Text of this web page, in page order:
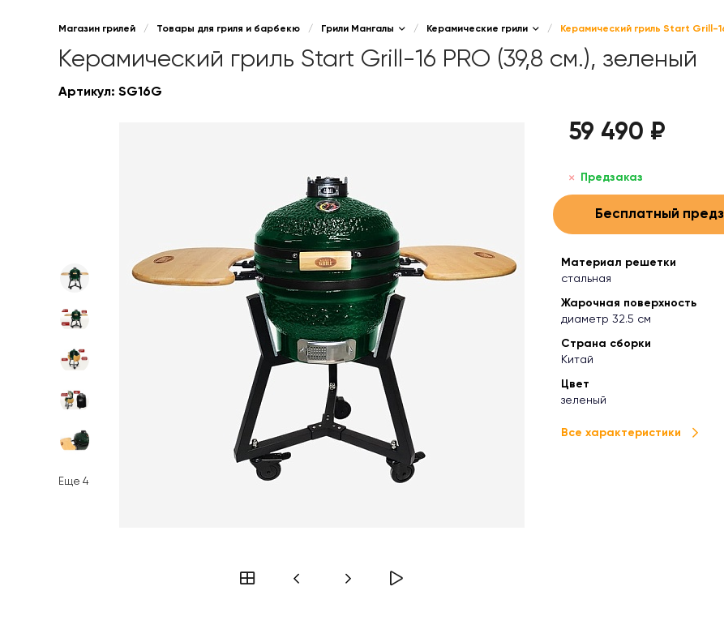
Магазин грилей / Товары для гриля и барбекю / Грили Мангалы / Керамические грили / Керамический гриль Start Grill-
Керамический гриль Start Grill-16 PRO (39,8 см.), зеленый
Артикул: SG16G
Еще 4
59 490 ₽
Предзаказ
Бесплатный
Материал решетки
стальная
Жарочная поверхность
диаметр 32.5 см
Страна сборки
Китай
Цвет
зеленый
Все характеристики